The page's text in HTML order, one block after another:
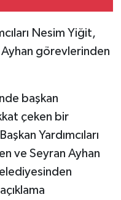
Nesim Yiğit,
görevlerinden
başkan
çeken bir
Yardımcıları
ve Seyran Ayhan